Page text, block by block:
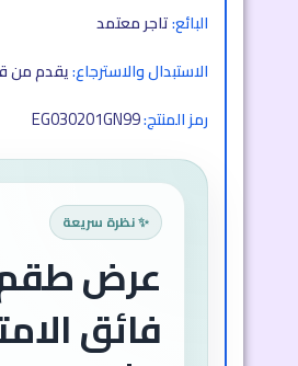
البائع:تاجر معتمد
الاستبدال والاسترجاع:يقدم من
رمز المنتج:EG030201GN99
✨ نظرة سريعة
عرض
فائق